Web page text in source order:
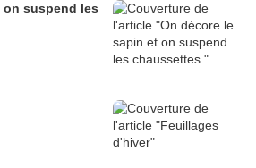
on suspend les